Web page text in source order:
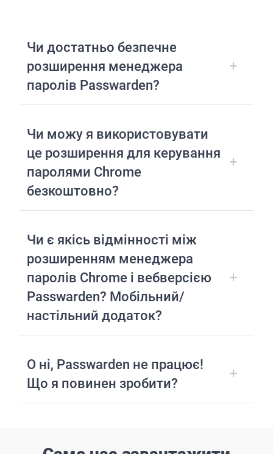
Чи достатньо безпечне
розширення менеджера
паролів Passwarden?
Чи можу я використовувати
це розширення для керування
паролями Chrome
безкоштовно?
Чи є якісь відмінності між
розширенням менеджера
паролів Chrome і вебверсією
Passwarden? Мобільний/
настільний додаток?
О ні, Passwarden не працює!
Що я повинен зробити?